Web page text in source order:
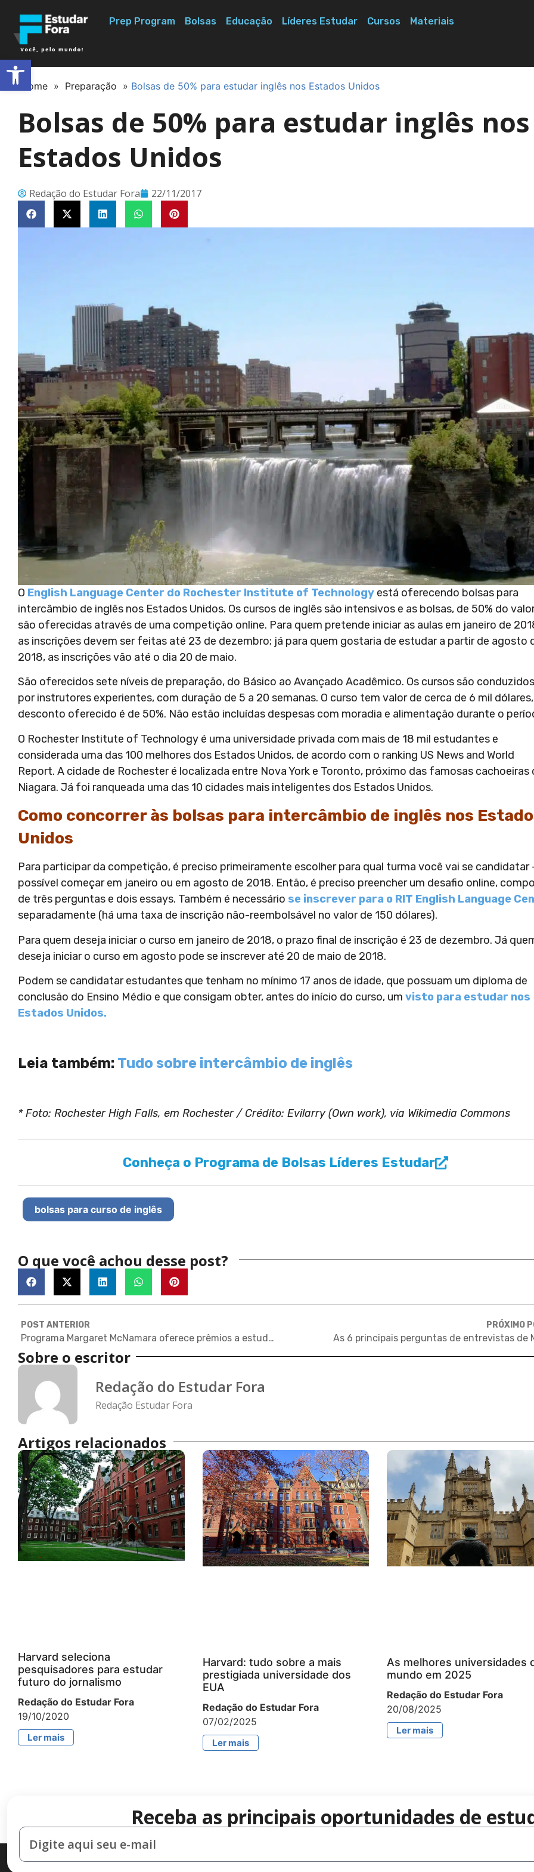
Prep Program Bolsas Educação Líderes Estudar Cursos Materiais
Home » Preparação » Bolsas de 50% para estudar inglês nos Estados Unidos
Bolsas de 50% para estudar inglês nos
Estados Unidos
Redação do Estudar Fora 22/11/2017
O English Language Center do Rochester Institute of Technology está oferecendo bolsas para
intercâmbio de inglês nos Estados Unidos. Os cursos de inglês são intensivos e as bolsas, de 50% do
são oferecidas através de uma competição online. Para quem pretende iniciar as aulas em janeiro de
as inscrições devem ser feitas até 23 de dezembro; já para quem gostaria de estudar a partir de agosto
2018, as inscrições vão até o dia 20 de maio.
São oferecidos sete níveis de preparação, do Básico ao Avançado Acadêmico. Os cursos são conduzidos
por instrutores experientes, com duração de 5 a 20 semanas. O curso tem valor de cerca de 6 mil
desconto oferecido é de 50%. Não estão incluídas despesas com moradia e alimentação durante o
O Rochester Institute of Technology é uma universidade privada com mais de 18 mil estudantes e
considerada uma das 100 melhores dos Estados Unidos, de acordo com o ranking US News and World
Report. A cidade de Rochester é localizada entre Nova York e Toronto, próximo das famosas cachoeiras
Niagara. Já foi ranqueada uma das 10 cidades mais inteligentes dos Estados Unidos.
Como concorrer às bolsas para intercâmbio de inglês nos
Unidos
Para participar da competição, é preciso primeiramente escolher para qual turma você vai se candidatar
possível começar em janeiro ou em agosto de 2018. Então, é preciso preencher um desafio online,
de três perguntas e dois essays. Também é necessário se inscrever para o RIT English Language
separadamente (há uma taxa de inscrição não-reembolsável no valor de 150 dólares).
Para quem deseja iniciar o curso em janeiro de 2018, o prazo final de inscrição é 23 de dezembro. Já
deseja iniciar o curso em agosto pode se inscrever até 20 de maio de 2018.
Podem se candidatar estudantes que tenham no mínimo 17 anos de idade, que possuam um diploma de
conclusão do Ensino Médio e que consigam obter, antes do início do curso, um visto para estudar nos
Estados Unidos.
Leia também: Tudo sobre intercâmbio de inglês
* Foto: Rochester High Falls, em Rochester / Crédito: Evilarry (Own work), via Wikimedia Commons
Conheça o Programa de Bolsas Líderes Estudar
bolsas para curso de inglês
O que você achou desse post?
POST ANTERIOR
Programa Margaret McNamara oferece prêmios a estudantes mulheres
PRÓXIMO
As 6 principais perguntas de entrevistas de
Sobre o escritor
Redação do Estudar Fora
Redação Estudar Fora
Artigos relacionados
Harvard seleciona
pesquisadores para estudar
futuro do jornalismo
Redação do Estudar Fora
19/10/2020
Ler mais
Harvard: tudo sobre a mais
prestigiada universidade dos
EUA
Redação do Estudar Fora
07/02/2025
Ler mais
As melhores universidades
mundo em 2025
Redação do Estudar Fora
20/08/2025
Ler mais
Receba as principais oportunidades de
Abrir a barra de ferramentas